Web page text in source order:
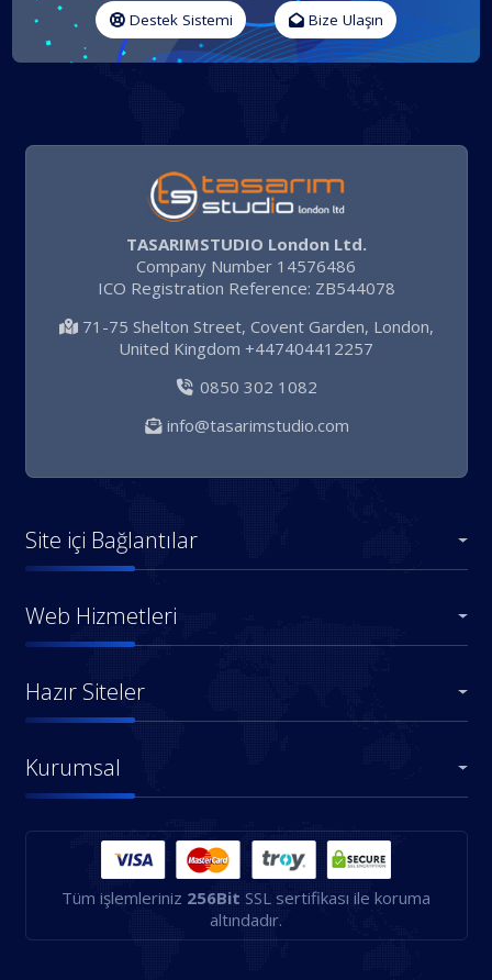
Destek Sistemi Bize Ulaşın
TASARIMSTUDIO London Ltd.
Company Number 14576486
ICO Registration Reference: ZB544078
71-75 Shelton Street, Covent Garden, London,
United Kingdom +447404412257
0850 302 1082
info@tasarimstudio.com
Site içi Bağlantılar
Web Hizmetleri
Hazır Siteler
Kurumsal
Tüm işlemleriniz 256Bit SSL sertifikası ile koruma
altındadır.